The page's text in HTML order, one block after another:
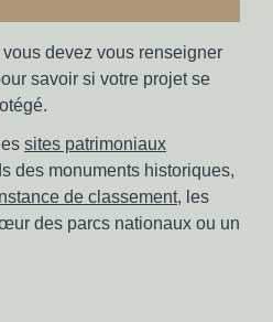
devez vous renseigner
savoir si votre projet se
sites patrimoniaux
des monuments historiques,
de classement, les
des parcs nationaux ou un